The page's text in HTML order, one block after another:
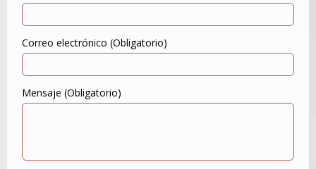
Correo electrónico (Obligatorio)
Mensaje (Obligatorio)